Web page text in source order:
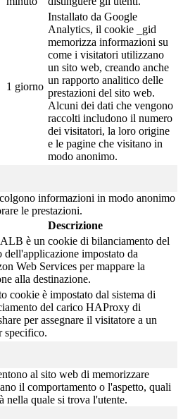
1 giorno
Installato da Google
Analytics, il cookie _gid
memorizza informazioni su
come i visitatori utilizzano
un sito web, creando anche
un rapporto analitico delle
prestazioni del sito web.
Alcuni dei dati che vengono
raccolti includono il numero
dei visitatori, la loro origine
e le pagine che visitano in
modo anonimo.
informazioni in modo anonimo
le prestazioni.
Descrizione
è un cookie di bilanciamento del
dell'applicazione impostato da
Web Services per mappare la
alla destinazione.
cookie è impostato dal sistema di
del carico HAProxy di
per assegnare il visitatore a un
specifico.
al sito web di memorizzare
il comportamento o l'aspetto, quali
nella quale si trova l'utente.